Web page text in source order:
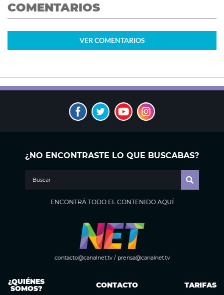
COMENTARIOS
VER COMENTARIOS
¿NO ENCONTRASTE LO QUE BUSCABAS?
ENCONTRÁ TODO EL CONTENIDO AQUÍ
contacto@canalnet.tv/ prensa@canalnet.tv
¿QUIÉNES
SOMOS? CONTACTO TARIFAS